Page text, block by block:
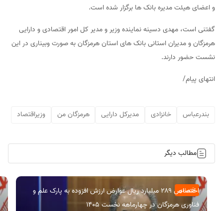
و اعضای هیئت مدیره بانک ها برگزار شده است.
گفتنی است، مهدی دسینه نماینده وزیر و مدیر کل امور اقتصادی و دارایی
هرمزگان و مدیران استانی بانک های استان هرمزگان به صورت وبیناری در این
نشست حضور دارند.
انتهای پیام/
بندرعباس خانزادی مدیرکل دارایی هرمزگان من وزیراقتصاد
مطالب دیگر
اقتصادی
اختصاص ۲۸۹ میلیارد ریال عوارض ارزش افزوده به پارک علم و
فناوری هرمزگان در چهارماهه نخست ۱۴۰۵